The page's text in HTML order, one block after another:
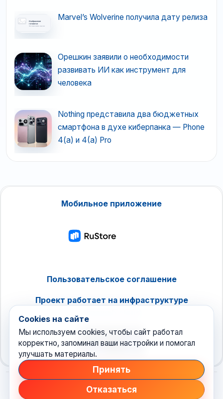
Marvel’s Wolverine получила дату релиза
Орешкин заявили о необходимости
развивать ИИ как инструмент для
человека
Nothing представила два бюджетных
смартфона в духе киберпанка — Phone
4(a) и 4(a) Pro
Мобильное приложение
Пользовательское соглашение
Проект работает на инфраструктуре
Cookies на сайте
Мы используем cookies, чтобы сайт работал
корректно, запоминал ваши настройки и помогал
улучшать материалы.
Принять
Отказаться